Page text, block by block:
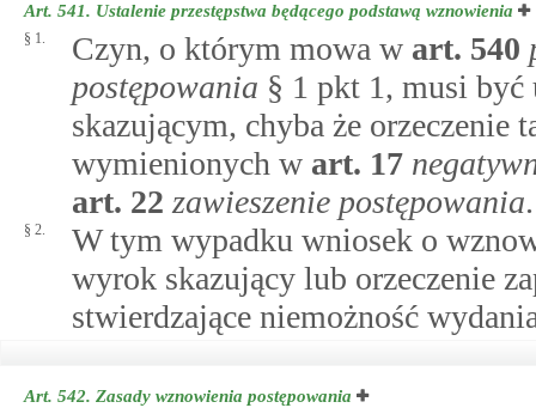
Art. 541. Ustalenie przestępstwa będącego podstawą wznowienia
§ 1. Czyn, o którym mowa w art. 540
postępowania § 1 pkt 1, musi
skazującym, chyba że orzeczenie
wymienionych w art. 17
art. 22 zawieszenie postępowania.
§ 2.
W tym wypadku wniosek o
wyrok skazujący lub orzeczenie
stwierdzające niemożność
Art. 542. Zasady wznowienia postępowania